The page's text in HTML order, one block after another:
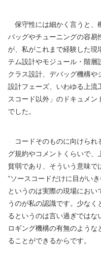
保守性には細かく言うと、
バッグやチューニングの容易
が、私がこれまで経験した現
テム設計やモジュール・階層
クラス設計、デバッグ機構や
設計フェーズ、いわゆる上流
スコード以外」のドキュメ
でした。
コードそのものに向けられ
グ規約やコメントくらいで、
貧弱であり、そういう意味で
”ソースコードだけに目がいき
というのは実際の現場にお
うのが私の認識です。少な
るというのは言い過ぎでは
ロギング機構の有無のよう
ることができるからです。